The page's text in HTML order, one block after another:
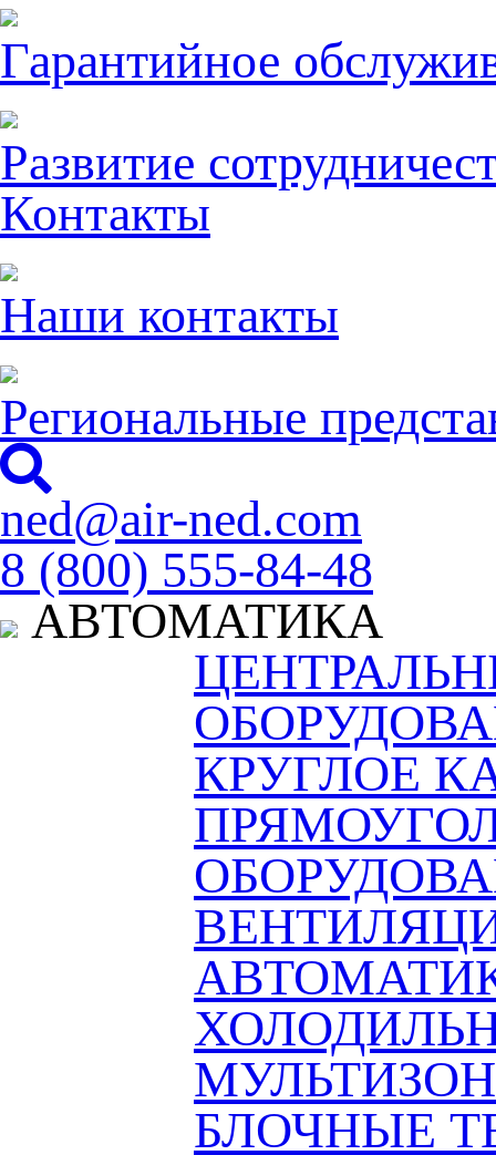
Гарантийное
Развитие
Контакты
Наши контакты
Региональные
ned@air-ned.com
8 (800) 555-84-48
АВТОМАТИКА
КРУГЛОЕ
БЛОЧНЫЕ